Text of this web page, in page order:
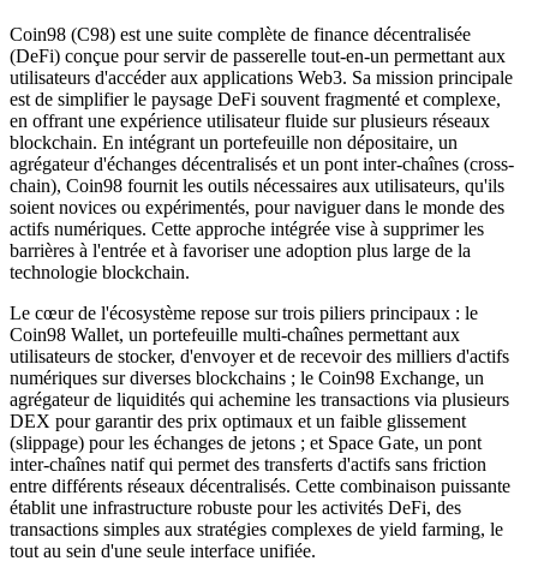
Coin98 (C98) est une suite complète de finance décentralisée
(DeFi) conçue pour servir de passerelle tout-en-un permettant aux
utilisateurs d'accéder aux applications Web3. Sa mission principale
est de simplifier le paysage DeFi souvent fragmenté et complexe,
en offrant une expérience utilisateur fluide sur plusieurs réseaux
blockchain. En intégrant un portefeuille non dépositaire, un
agrégateur d'échanges décentralisés et un pont inter-chaînes (cross-
chain), Coin98 fournit les outils nécessaires aux utilisateurs, qu'ils
soient novices ou expérimentés, pour naviguer dans le monde des
actifs numériques. Cette approche intégrée vise à supprimer les
barrières à l'entrée et à favoriser une adoption plus large de la
technologie blockchain.
Le cœur de l'écosystème repose sur trois piliers principaux : le
Coin98 Wallet, un portefeuille multi-chaînes permettant aux
utilisateurs de stocker, d'envoyer et de recevoir des milliers d'actifs
numériques sur diverses blockchains ; le Coin98 Exchange, un
agrégateur de liquidités qui achemine les transactions via plusieurs
DEX pour garantir des prix optimaux et un faible glissement
(slippage) pour les échanges de jetons ; et Space Gate, un pont
inter-chaînes natif qui permet des transferts d'actifs sans friction
entre différents réseaux décentralisés. Cette combinaison puissante
établit une infrastructure robuste pour les activités DeFi, des
transactions simples aux stratégies complexes de yield farming, le
tout au sein d'une seule interface unifiée.